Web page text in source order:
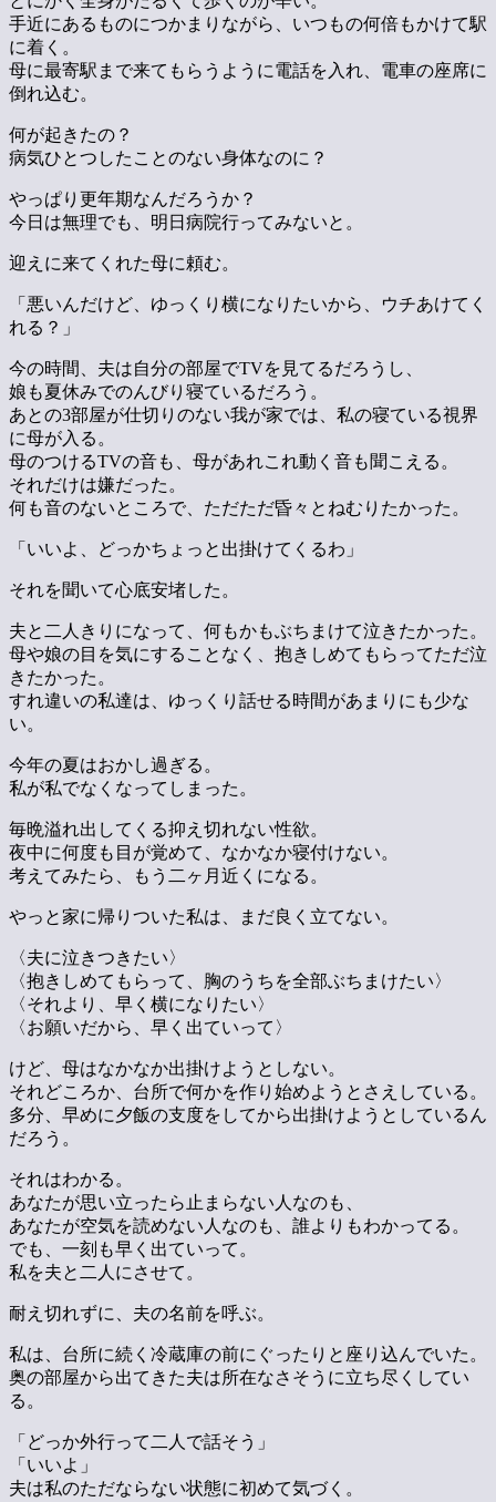
手近にあるものにつかまりながら、いつもの何倍もかけて駅
に着く。
母に最寄駅まで来てもらうように電話を入れ、電車の座席に
倒れ込む。
何が起きたの？
病気ひとつしたことのない身体なのに？
やっぱり更年期なんだろうか？
今日は無理でも、明日病院行ってみないと。
迎えに来てくれた母に頼む。
「悪いんだけど、ゆっくり横になりたいから、ウチあけてく
れる？」
今の時間、夫は自分の部屋でTVを見てるだろうし、
娘も夏休みでのんびり寝ているだろう。
あとの3部屋が仕切りのない我が家では、私の寝ている視界
に母が入る。
母のつけるTVの音も、母があれこれ動く音も聞こえる。
それだけは嫌だった。
何も音のないところで、ただただ昏々とねむりたかった。
「いいよ、どっかちょっと出掛けてくるわ」
それを聞いて心底安堵した。
夫と二人きりになって、何もかもぶちまけて泣きたかった。
母や娘の目を気にすることなく、抱きしめてもらってただ泣
きたかった。
すれ違いの私達は、ゆっくり話せる時間があまりにも少な
い。
今年の夏はおかし過ぎる。
私が私でなくなってしまった。
毎晩溢れ出してくる抑え切れない性欲。
夜中に何度も目が覚めて、なかなか寝付けない。
考えてみたら、もう二ヶ月近くになる。
やっと家に帰りついた私は、まだ良く立てない。
〈夫に泣きつきたい〉
〈抱きしめてもらって、胸のうちを全部ぶちまけたい〉
〈それより、早く横になりたい〉
〈お願いだから、早く出ていって〉
けど、母はなかなか出掛けようとしない。
それどころか、台所で何かを作り始めようとさえしている。
多分、早めに夕飯の支度をしてから出掛けようとしているん
だろう。
それはわかる。
あなたが思い立ったら止まらない人なのも、
あなたが空気を読めない人なのも、誰よりもわかってる。
でも、一刻も早く出ていって。
私を夫と二人にさせて。
耐え切れずに、夫の名前を呼ぶ。
私は、台所に続く冷蔵庫の前にぐったりと座り込んでいた。
奥の部屋から出てきた夫は所在なさそうに立ち尽くしてい
る。
「どっか外行って二人で話そう」
「いいよ」
夫は私のただならない状態に初めて気づく。